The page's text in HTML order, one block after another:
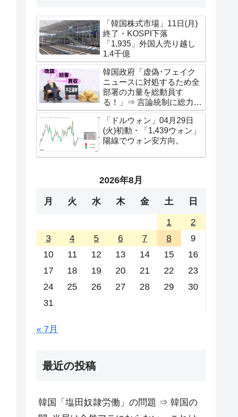
「韓国株式市場」11日(月)
終了・KOSPI下落
「1,935」外国人売り越し
1.4千億
韓国政府「虚偽･フェイク
ニュースに対処するため全
部署の力量を総動員す
る！」⇒ 言論統制に総力を
上げる宣言。
「ドルウォン」04月29日
(火)初動・「1,439ウォン」
陽線でウォン安方向。
2026年8月
月 火 水 木 金 土 日
1
2
3
4 5 6 7 8
9
10
11 12 13 14 15
16
17
18 19 20 21 22
23
24
25 26 27 28 29
30
31
« 7月
最近の投稿
韓国「塩田奴隷労働」の問題 ⇒ 韓国の